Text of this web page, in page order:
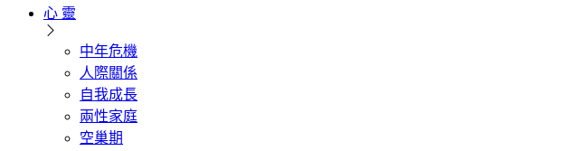
心 靈
中年危機
人際關係
自我成長
兩性家庭
空巢期